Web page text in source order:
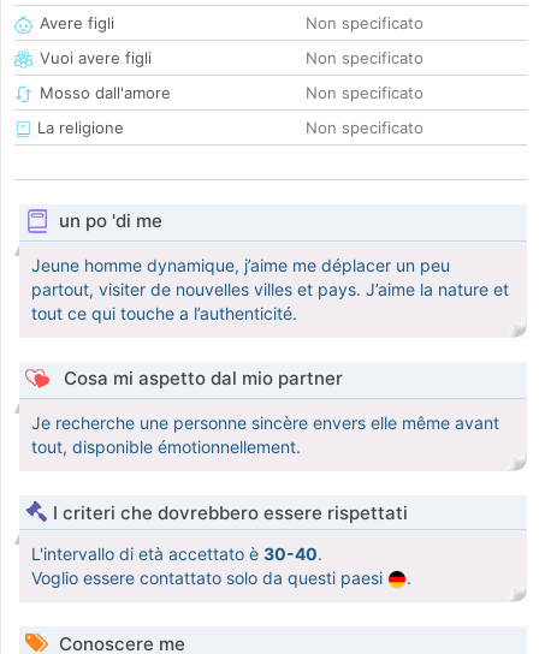
Avere figli
Non specificato
Vuoi avere figli
Non specificato
Mosso dall'amore
Non specificato
La religione
Non specificato
un po 'di me
Jeune homme dynamique, j’aime me déplacer un peu
partout, visiter de nouvelles villes et pays. J’aime la nature et
tout ce qui touche a l’authenticité.
Cosa mi aspetto dal mio partner
Je recherche une personne sincère envers elle même avant
tout, disponible émotionnellement.
I criteri che dovrebbero essere rispettati
L'intervallo di età accettato è 30-40.
Voglio essere contattato solo da questi paesi
.
Conoscere me